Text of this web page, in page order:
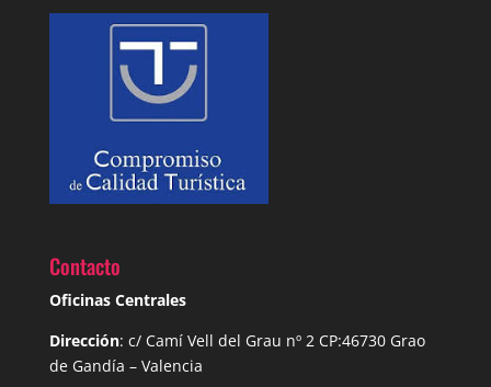
Contacto
Oficinas Centrales
Dirección: c/ Camí Vell del Grau nº 2 CP:46730 Grao
de Gandía – Valencia